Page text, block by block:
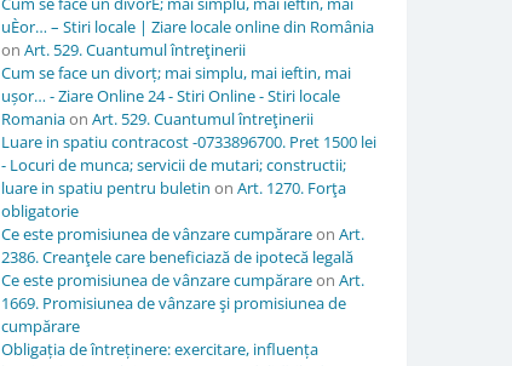
uÈor… – Stiri locale | Ziare locale online din România
on Art. 529. Cuantumul întreţinerii
Cum se face un divorț; mai simplu, mai ieftin, mai
ușor… - Ziare Online 24 - Stiri Online - Stiri locale
Romaniaon Art. 529. Cuantumul întreţinerii
Luare in spatiu contracost -0733896700. Pret 1500 lei
- Locuri de munca; servicii de mutari; constructii;
luare in spatiu pentru buletin on Art. 1270. Forţa
obligatorie
Ce este promisiunea de vânzare cumpărareon Art.
2386. Creanţele care beneficiază de ipotecă legală
Ce este promisiunea de vânzare cumpărareon Art.
1669. Promisiunea de vânzare şi promisiunea de
cumpărare
Obligația de întreținere: exercitare, influența